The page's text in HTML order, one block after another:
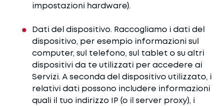
impostazioni hardware).
Dati del dispositivo. Raccogliamo i dati del
dispositivo, per esempio informazioni sul
computer, sul telefono, sul tablet o su altri
dispositivi da te utilizzati per accedere ai
Servizi. A seconda del dispositivo utilizzato, i
relativi dati possono includere informazioni
quali il tuo indirizzo IP (o il server proxy), i